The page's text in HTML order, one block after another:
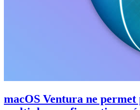
macOS Ventura ne